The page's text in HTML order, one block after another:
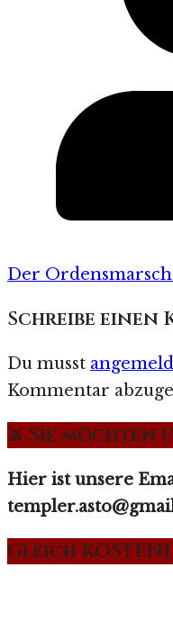
Der
Schreibe einen
Du musst
Kommentar
⚔️ Sie möchten
Hier ist unsere
Gleich